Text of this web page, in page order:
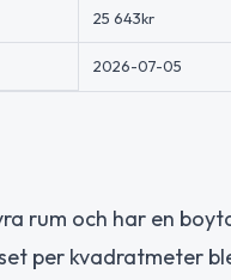
25 643kr
2026-07-05
rum och har en
per kvadratmeter